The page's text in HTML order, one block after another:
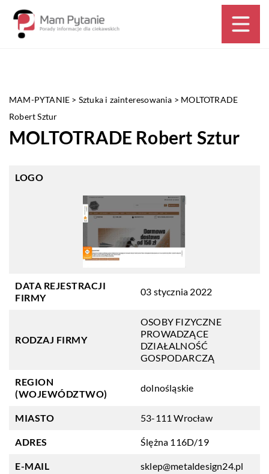
MAM-PYTANIE > Sztuka i zainteresowania > MOLTOTRADE
Robert Sztur
MOLTOTRADE Robert Sztur
LOGO
DATA REJESTRACJI
FIRMY
03 stycznia 2022
RODZAJ FIRMY
OSOBY FIZYCZNE
PROWADZĄCE
DZIAŁALNOŚĆ
GOSPODARCZĄ
REGION
(WOJEWÓDZTWO)
dolnośląskie
MIASTO 53-111 Wrocław
ADRES Ślężna 116D/19
E-MAIL sklep@metaldesign24.pl